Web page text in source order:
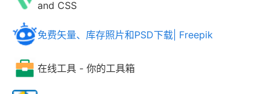
and CSS
免费矢量、库存照片和PSD下载| Freepik
在线工具 - 你的工具箱